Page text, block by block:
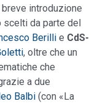
introduzione
da parte del
Berilli e CdS-
, oltre che un
che
a due
Balbi (con «La